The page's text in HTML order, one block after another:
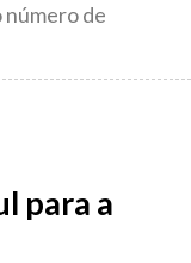
número de
para a